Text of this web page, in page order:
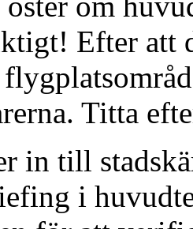
Efter att
Titta
in till
i